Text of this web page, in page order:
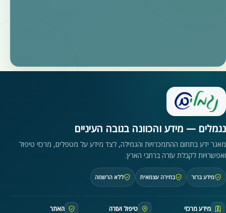
נגמלים — מידע והכוונה בגובה העיניים
מאגר ידע בתחום ההתמכרויות והגמילה, לצד מידע על מטפלים, מרכזי טיפול
ואפשרויות לקבלת עזרה ברחבי הארץ.
מידע ברור בחירה עצמאית ללא הרשמה
מידע מרכזי טיפול ועזרה האתר